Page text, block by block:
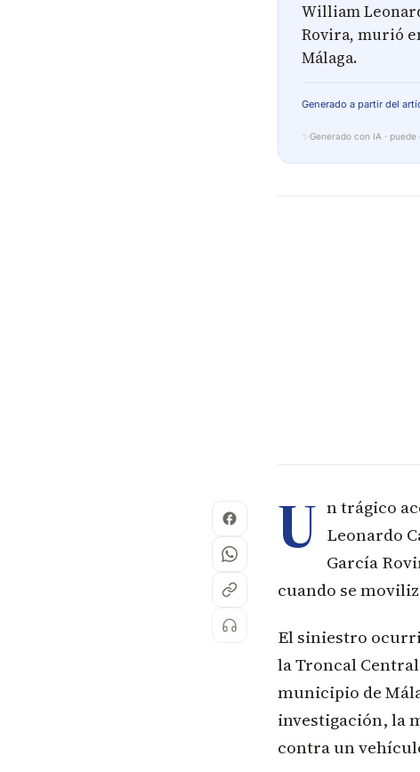
William
Rovira, murió
Málaga.
Generado a partir del
✨ Generado con IA ·
U n trágico
Leonardo
García
cuando se
El siniestro
la Troncal
municipio de
investigación, la
contra un